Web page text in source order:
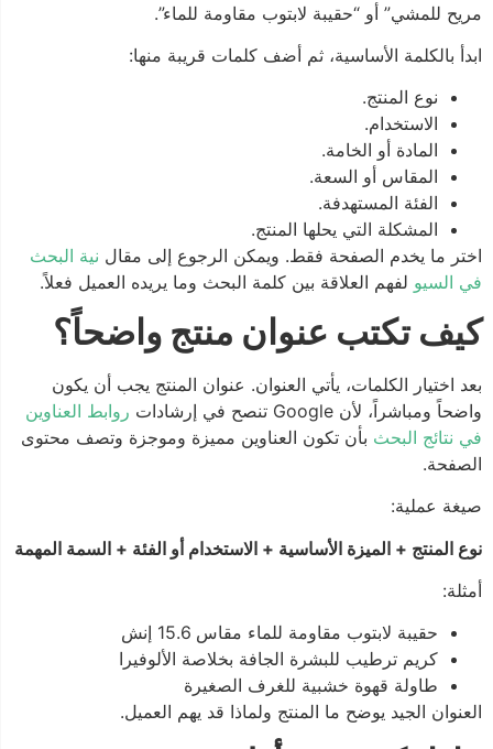
مريح للمشي” أو “حقيبة لابتوب مقاومة للماء”.
ابدأ بالكلمة الأساسية، ثم أضف كلمات قريبة منها:
نوع المنتج.
الاستخدام.
المادة أو الخامة.
المقاس أو السعة.
الفئة المستهدفة.
المشكلة التي يحلها المنتج.
اختر ما يخدم الصفحة فقط. ويمكن الرجوع إلى مقال
نية البحث
في السيولفهم العلاقة بين كلمة البحث وما يريده العميل فعلاً.
كيف تكتب عنوان منتج واضحاً؟
بعد اختيار الكلمات، يأتي العنوان. عنوان المنتج يجب أن يكون
واضحاً ومباشراً، لأن Google تنصح في إرشادات
روابط العناوين
في نتائج البحثبأن تكون العناوين مميزة وموجزة وتصف محتوى
الصفحة.
صيغة عملية:
نوع المنتج + الميزة الأساسية + الاستخدام أو الفئة + السمة المهمة
أمثلة:
حقيبة لابتوب مقاومة للماء مقاس 15.6 إنش
كريم ترطيب للبشرة الجافة بخلاصة الألوفيرا
طاولة قهوة خشبية للغرف الصغيرة
العنوان الجيد يوضح ما المنتج ولماذا قد يهم العميل.